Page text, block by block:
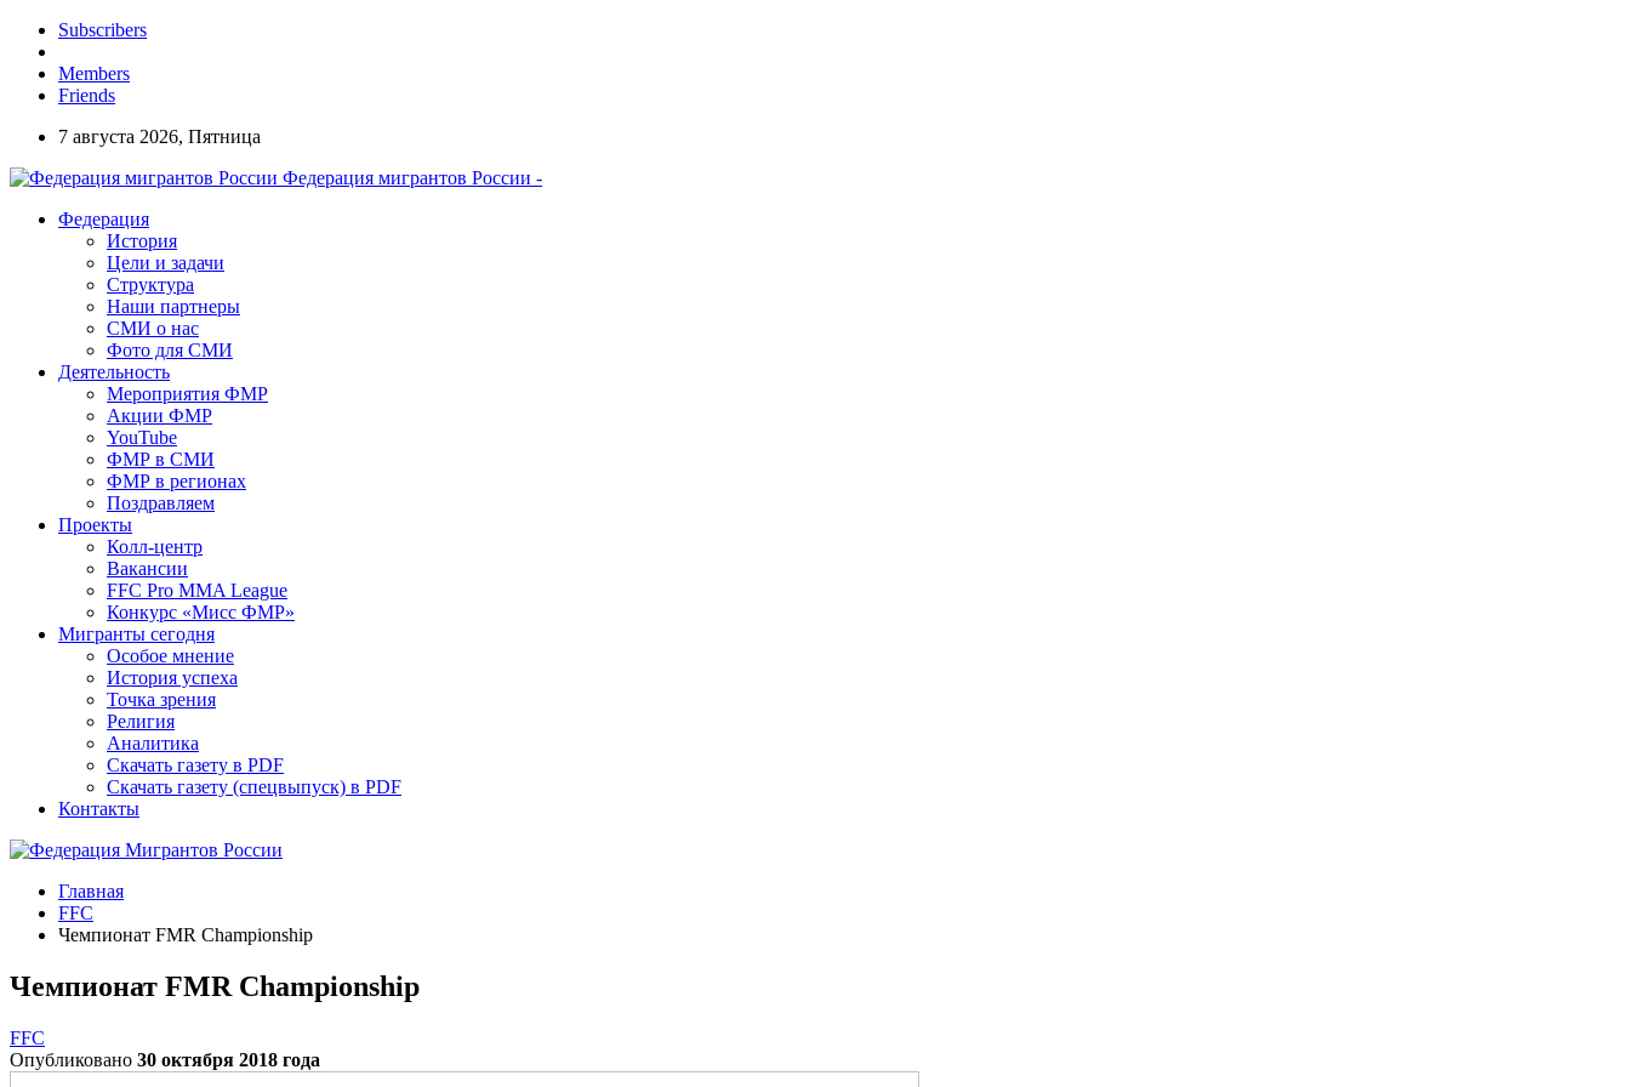
Subscribers
Members
Friends
7 августа 2026, Пятница
Федерация мигрантов России -
Федерация
История
Цели и задачи
Структура
Наши партнеры
СМИ о нас
Фото для СМИ
Деятельность
Мероприятия ФМР
Акции ФМР
YouTube
ФМР в СМИ
ФМР в регионах
Поздравляем
Проекты
Колл-центр
Вакансии
FFC Pro MMA League
Конкурс «Мисс ФМР»
Мигранты сегодня
Особое мнение
История успеха
Точка зрения
Религия
Аналитика
Скачать газету в PDF
Скачать газету (спецвыпуск) в PDF
Контакты
Главная
FFC
Чемпионат FMR Championship
Чемпионат FMR Championship
FFC
Опубликовано 30 октября 2018 года